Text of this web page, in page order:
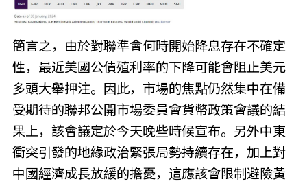
簡言之，由於對聯準會何時開始降息存在不確定
性，最近美國公債殖利率的下降可能會阻止美元
多頭大舉押注。因此，市場的焦點仍然集中在備
受期待的聯邦公開市場委員會貨幣政策會議的結
果上，該會議定於今天晚些時候宣布。另外中東
衝突引發的地緣政治緊張局勢持續存在，加上對
中國經濟成長放緩的擔憂，這應該會限制避險黃